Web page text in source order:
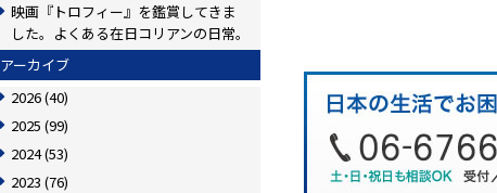
映画『トロフィー』を鑑賞してきま
した。よくある在日コリアンの日常。
アーカイブ
2026(40)
2025 (99)
2024(53)
2023 (76)